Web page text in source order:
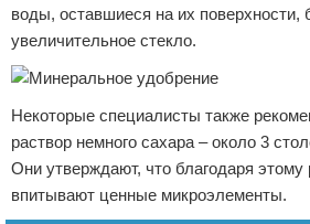
воды, оставшиеся на их поверхности,
увеличительное стекло.
Некоторые специалисты также
раствор немного сахара – около 3
Они утверждают, что благодаря этому
впитывают ценные микроэлементы.